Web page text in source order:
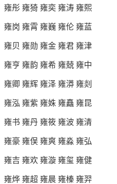
雍彤 雍猗 雍奕 雍涛 雍熙
雍岗 雍霄 雍巍 雍伦 雍蓝
雍贝 雍勋 雍金 雍君 雍津
雍亨 雍韵 雍希 雍兢 雍中
雍卿 雍辉 雍泽 雍漭 雍剡
雍泓 雍紫 雍姝 雍矗 雍昆
雍书 雍丹 雍筱 雍波 雍清
雍豪 雍俣 雍爽 雍淼 雍弘
雍吉 雍欢 雍漩 雍玺 雍健
雍烨 雍超 雍晨 雍榛 雍羿